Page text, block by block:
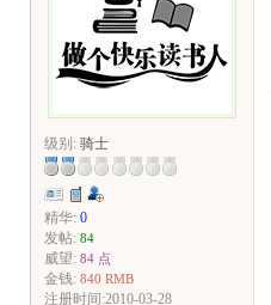
级别: 骑士
精华: 0
发帖: 84
威望: 84 点
金钱: 840 RMB
注册时间:2010-03-28